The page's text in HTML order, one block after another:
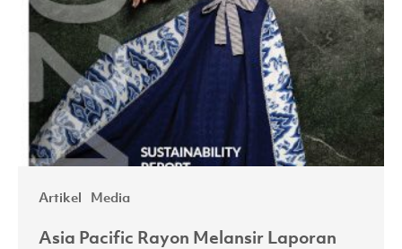
Artikel Media
Asia Pacific Rayon Melansir Laporan